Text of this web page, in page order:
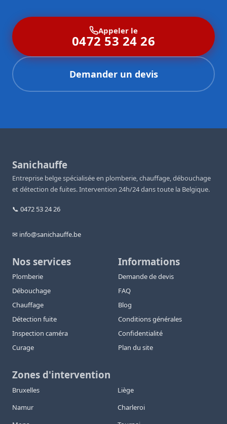
Appeler le
0472 53 24 26
Demander un devis
Sanichauffe
Entreprise belge spécialisée en plomberie, chauffage, débouchage
et détection de fuites. Intervention 24h/24 dans toute la Belgique.
📞 0472 53 24 26
✉ info@sanichauffe.be
Nos services
Plomberie
Débouchage
Chauffage
Détection fuite
Inspection caméra
Curage
Informations
Demande de devis
FAQ
Blog
Conditions générales
Confidentialité
Plan du site
Zones d'intervention
Bruxelles
Liège
Namur
Charleroi